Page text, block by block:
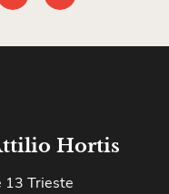
Hortis
13 Trieste